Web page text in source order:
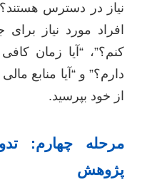
نیاز در دسترس
افراد مورد نیاز
کنم؟”، “آیا زمان
دارم؟” و “آیا منابع
از خود بپرسید.
مرحله چهارم:
پژوهش